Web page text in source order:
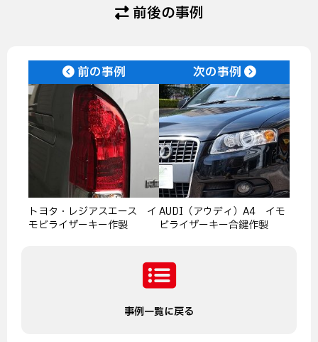
前後の事例
前の事例
トヨタ・レジアスエース イ
モビライザーキー作製
事例一覧に戻る
次の事例
AUDI（アウディ）A4 イモ
ビライザーキー合鍵作製